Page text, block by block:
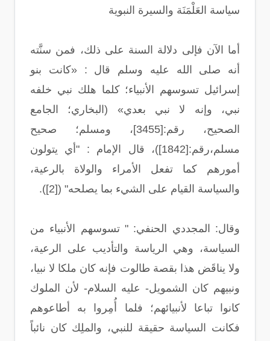
سياسة العَلْمَنَة والسيرة النبوية
أما الآن فإلى دلالة السنة على ذلك، فمن سنَّته
أنه صلى الله عليه وسلم قال : «كانت بنو
إسرائيل تسوسهم الأنبياء؛ كلما هلك نبي خلفه
نبي، وإنه لا نبي بعدي» (البخاري؛ الجامع
الصحيح، رقم:[3455]، ومسلم؛ صحيح
مسلم،رقم:[1842])، قال الإمام : "أي يتولون
أمورهم كما تفعل الأمراء والولاة بالرعية،
والسياسة القيام على الشيء بما يصلحه" ([2]).
وقال: المجددي الحنفي: " تسوسهم الأنبياء من
السياسة، وهي الرياسة والتأديب على الرعية،
ولا يناقَض هذا بقصة طالوت فإنه كان ملكا لا نبيا،
ونبيهم كان الشمويل- عليه السلام- لأن الملوك
كانوا تباعا لأنبيائهم؛ فلما أُمِروا به أطاعوهم
فكانت السياسة حقيقة للنبي، والملِك كان نائباً